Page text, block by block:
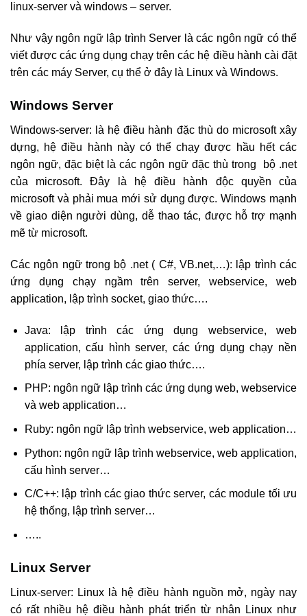
linux-server và windows – server.
Như vậy ngôn ngữ lập trình Server là các ngôn ngữ có thể
viết được các ứng dụng chạy trên các hệ điều hành cài đặt
trên các máy Server, cụ thể ở đây là Linux và Windows.
Windows Server
Windows-server: là hệ điều hành đặc thù do microsoft xây
dựng, hệ điều hành này có thể chạy được hầu hết các
ngôn ngữ, đặc biệt là các ngôn ngữ đặc thù trong bộ .net
của microsoft. Đây là hệ điều hành độc quyền của
microsoft và phải mua mới sử dụng được. Windows mạnh
về giao diện người dùng, dễ thao tác, được hỗ trợ mạnh
mẽ từ microsoft.
Các ngôn ngữ trong bộ .net ( C#, VB.net,…): lập trình các
ứng dụng chạy ngầm trên server, webservice, web
application, lập trình socket, giao thức….
Java: lập trình các ứng dụng webservice, web
application, cấu hình server, các ứng dụng chạy nền
phía server, lập trình các giao thức….
PHP: ngôn ngữ lập trình các ứng dụng web, webservice
và web application…
Ruby: ngôn ngữ lập trình webservice, web application…
Python: ngôn ngữ lập trình webservice, web application,
cấu hình server…
C/C++: lập trình các giao thức server, các module tối ưu
hệ thống, lập trình server…
…..
Linux Server
Linux-server: Linux là hệ điều hành nguồn mở, ngày nay
có rất nhiều hệ điều hành phát triển từ nhân Linux như